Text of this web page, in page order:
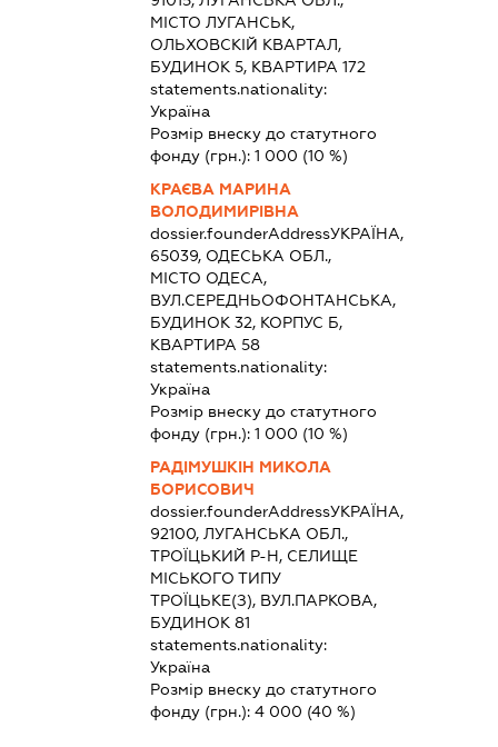
МІСТО ЛУГАНСЬК,
ОЛЬХОВСКІЙ КВАРТАЛ,
БУДИНОК 5, КВАРТИРА 172
statements.nationality:
Україна
Розмір внеску до статутного
фонду (грн.): 1 000 (10 %)
КРАЄВА МАРИНА
ВОЛОДИМИРІВНА
dossier.founderAddressУКРАЇНА,
65039, ОДЕСЬКА ОБЛ.,
МІСТО ОДЕСА,
ВУЛ.СЕРЕДНЬОФОНТАНСЬКА,
БУДИНОК 32, КОРПУС Б,
КВАРТИРА 58
statements.nationality:
Україна
Розмір внеску до статутного
фонду (грн.): 1 000 (10 %)
РАДІМУШКІН МИКОЛА
БОРИСОВИЧ
dossier.founderAddressУКРАЇНА,
92100, ЛУГАНСЬКА ОБЛ.,
ТРОЇЦЬКИЙ Р-Н, СЕЛИЩЕ
МІСЬКОГО ТИПУ
ТРОЇЦЬКЕ(З), ВУЛ.ПАРКОВА,
БУДИНОК 81
statements.nationality:
Україна
Розмір внеску до статутного
фонду (грн.): 4 000 (40 %)